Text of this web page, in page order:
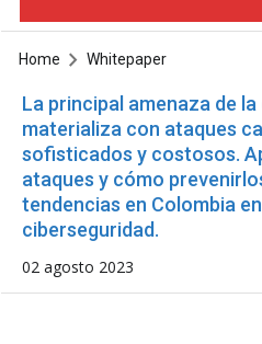
Home Whitepaper
La principal amenaza de
materializa con ataques
sofisticados y costosos.
ataques y cómo
tendencias en Colombia
ciberseguridad.
02 agosto 2023